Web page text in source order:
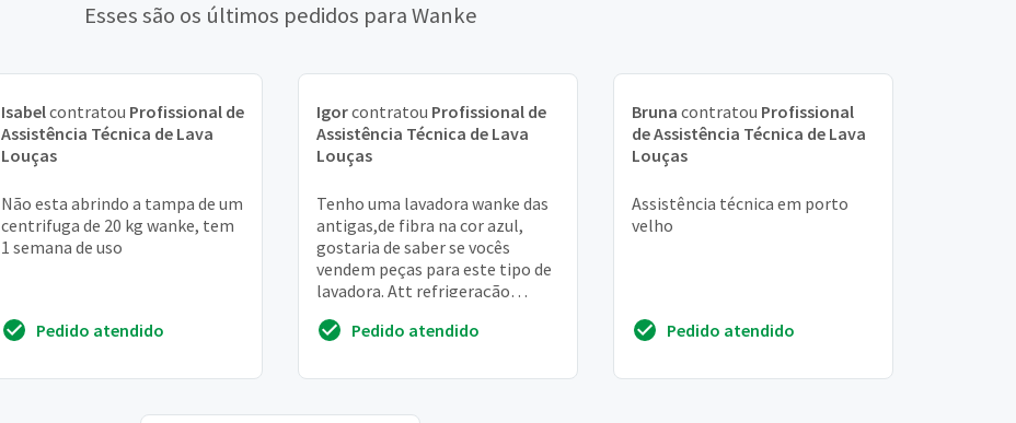
Esses são os últimos pedidos para Wanke
Isabelcontratou Profissional de
Assistência Técnica de Lava
Louças
Não esta abrindo a tampa de um
centrifuga de 20 kg wanke, tem
1 semana de uso
Pedido atendido
Igorcontratou Profissional de
Assistência Técnica de Lava
Louças
Tenho uma lavadora wanke das
antigas,de fibra na cor azul,
gostaria de saber se vocês
vendem peças para este tipo de
lavadora. Att refrigeração
Pedido atendido
Bruna contratou Profissional
de Assistência Técnica de Lava
Louças
Assistência técnica em porto
velho
Pedido atendido